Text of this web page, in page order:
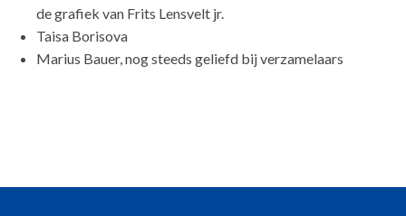
de grafiek van Frits Lensvelt jr.
Taisa Borisova
Marius Bauer, nog steeds geliefd bij verzamelaars